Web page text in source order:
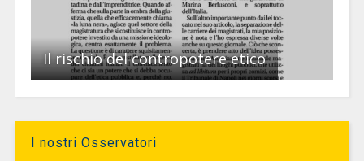
Il rischio del contropotere etico
I nostri Osservatori